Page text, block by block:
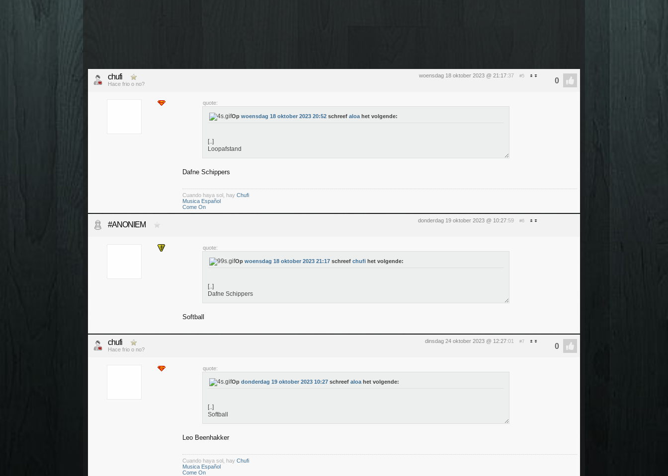
woensdag 18 oktober 2023 @ 21:17:37 #5
chufi
Hace frio o no?
quote:
Op woensdag 18 oktober 2023 20:52 schreef aloa het volgende:
[..]
Loopafstand
Dafne Schippers
Cuando haya sol, hay Chufi
Musica Español
Come On
donderdag 19 oktober 2023 @ 10:27:59 #6
#ANONIEM
quote:
Op woensdag 18 oktober 2023 21:17 schreef chufi het volgende:
[..]
Dafne Schippers
Softball
dinsdag 24 oktober 2023 @ 12:27:01 #7
chufi
Hace frio o no?
quote:
Op donderdag 19 oktober 2023 10:27 schreef aloa het volgende:
[..]
Softball
Leo Beenhakker
Cuando haya sol, hay Chufi
Musica Español
Come On